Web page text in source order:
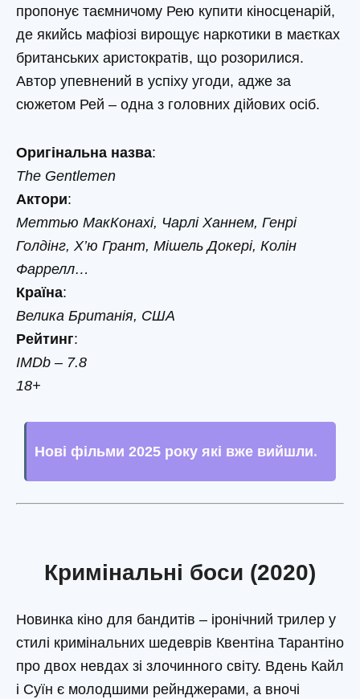
пропонує таємничому Рею купити кіносценарій,
де якийсь мафіозі вирощує наркотики в маєтках
британських аристократів, що розорилися.
Автор упевнений в успіху угоди, адже за
сюжетом Рей – одна з головних дійових осіб.
Оригінальна назва:
The Gentlemen
Актори:
Меттью МакКонахі, Чарлі Ханнем, Генрі
Голдінг, Х’ю Грант, Мішель Докері, Колін
Фаррелл…
Країна:
Велика Британія, США
Рейтинг:
IMDb – 7.8
18+
Нові фільми 2025 року які вже вийшли.
Кримінальні боси (2020)
Новинка кіно для бандитів – іронічний трилер у
стилі кримінальних шедеврів Квентіна Тарантіно
про двох невдах зі злочинного світу. Вдень Кайл
і Суїн є молодшими рейнджерами, а вночі